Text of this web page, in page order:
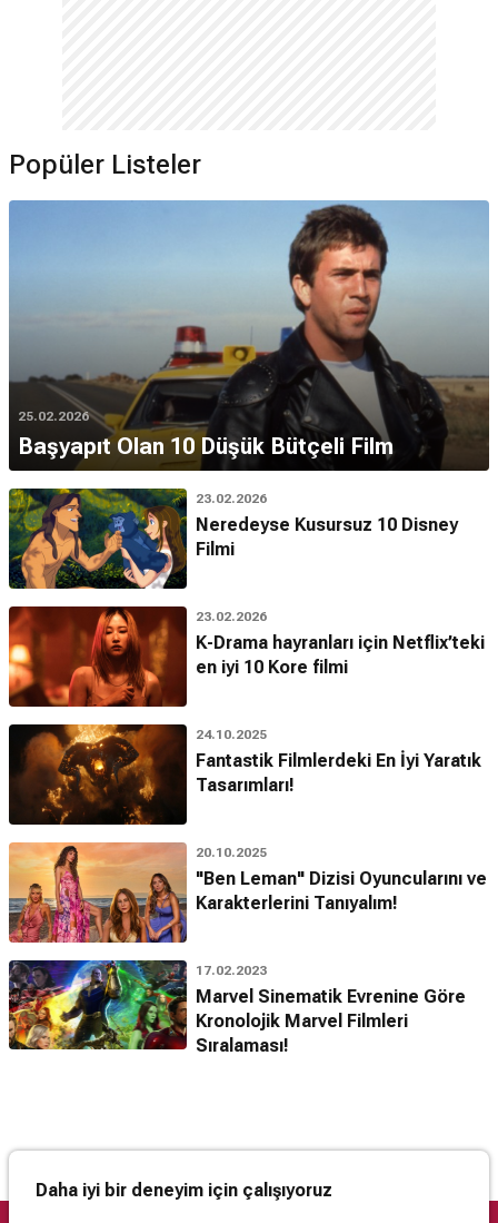
Popüler Listeler
25.02.2026
Başyapıt Olan 10 Düşük Bütçeli Film
23.02.2026
Neredeyse Kusursuz 10 Disney
Filmi
23.02.2026
K-Drama hayranları için Netflix’teki
en iyi 10 Kore filmi
24.10.2025
Fantastik Filmlerdeki En İyi Yaratık
Tasarımları!
20.10.2025
"Ben Leman" Dizisi Oyuncularını ve
Karakterlerini Tanıyalım!
17.02.2023
Marvel Sinematik Evrenine Göre
Kronolojik Marvel Filmleri
Sıralaması!
Daha iyi bir deneyim için çalışıyoruz